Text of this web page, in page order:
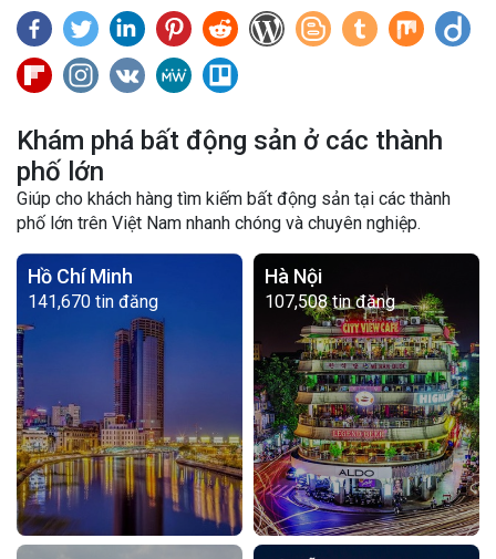
Khám phá bất động sản ở các thành
phố lớn
Giúp cho khách hàng tìm kiếm bất động sản tại các thành
phố lớn trên Việt Nam nhanh chóng và chuyên nghiệp.
Hồ Chí Minh
141,670 tin đăng
Hà Nội
107,508 tin đăng